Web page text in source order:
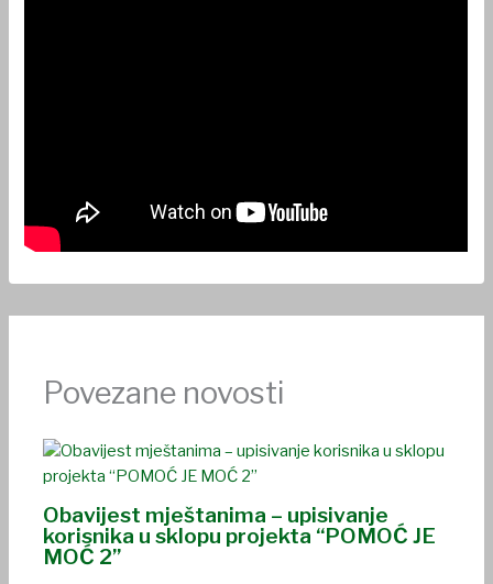
Povezane novosti
Obavijest mještanima – upisivanje
korisnika u sklopu projekta “POMOĆ JE
MOĆ 2”